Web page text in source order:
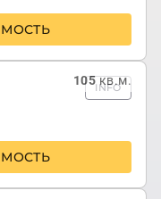
105кв.м.
INFO